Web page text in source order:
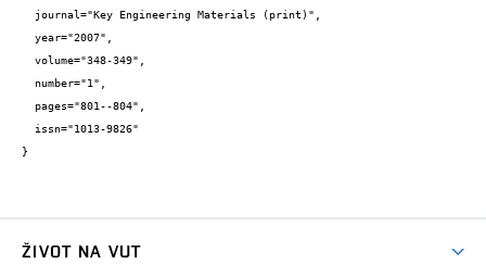
}
ŽIVOT NA VUT